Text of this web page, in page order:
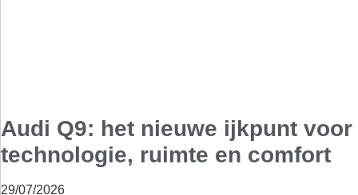
Audi Q9: het nieuwe ijkpunt voor
technologie, ruimte en comfort
29/07/2026